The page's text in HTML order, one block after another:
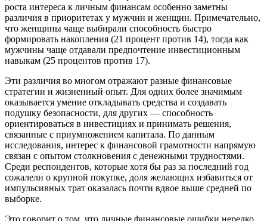
роста интереса к личным финансам особенно заметны
различия в приоритетах у мужчин и женщин. Примечательно,
что женщины чаще выбирали способность быстро
формировать накопления (21 процент против 14), тогда как
мужчины чаще отдавали предпочтение инвестиционным
навыкам (25 процентов против 17).
Эти различия во многом отражают разные финансовые
стратегии и жизненный опыт. Для одних более значимым
оказывается умение откладывать средства и создавать
подушку безопасности, для других — способность
ориентироваться в инвестициях и принимать решения,
связанные с приумножением капитала. По данным
исследования, интерес к финансовой грамотности напрямую
связан с опытом столкновения с денежными трудностями.
Среди респондентов, которые хотя бы раз за последний год
сожалели о крупной покупке, доля желающих избавиться от
импульсивных трат оказалась почти вдвое выше средней по
выборке.